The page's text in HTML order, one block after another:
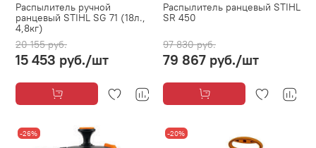
Распылитель ручной
ранцевый STIHL SG 71 (18л.,
4,8кг)
20 155 руб.
15 453 руб./шт
Распылитель ранцевый STIHL
SR 450
97 830 руб.
79 867 руб./шт
-26% -20%